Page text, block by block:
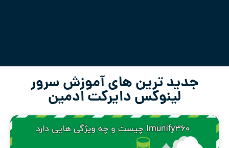
جدید ترین های آموزش سرور
لینوکس دایرکت ادمین